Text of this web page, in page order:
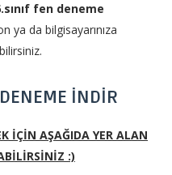
fen deneme
ya da bilgisayarınıza
İNDİR
İÇİN AŞAĞIDA YER ALAN
:)